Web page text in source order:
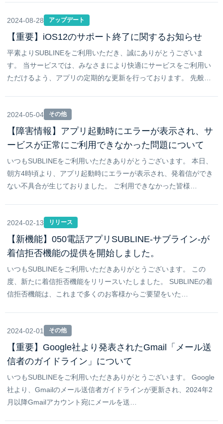
2024-08-28 アップデート
【重要】iOS12のサポート終了に関するお知らせ
平素よりSUBLINEをご利用いただき、誠にありがとうございま
す。 当サービスでは、みなさまにより快適にサービスをご利用い
ただけるよう、アプリの定期的な更新を行っております。 先般…
2024-05-04 その他
【障害情報】アプリ起動時にエラーが表示され、サ
ービスが正常にご利用できなかった問題について
いつもSUBLINEをご利用いただきありがとうございます。 本日、
朝方4時頃より、アプリ起動時にエラーが表示され、発着信ができ
ない不具合が生じておりました。 ご利用できなかった皆様…
2024-02-13 リリース
【新機能】050電話アプリSUBLINE-サブライン-が
着信拒否機能の提供を開始しました。
いつもSUBLINEをご利用いただきありがとうございます。 この
度、新たに着信拒否機能をリリースいたしました。 SUBLINEの着
信拒否機能は、これまで多くのお客様からご要望をいた…
2024-02-01 その他
【重要】Google社より発表されたGmail「メール送
信者のガイドライン」について
いつもSUBLINEをご利用いただきありがとうございます。 Google
社より、Gmailのメール送信者ガイドラインが更新され、2024年2
月以降Gmailアカウント宛にメールを送…